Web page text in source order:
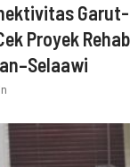
Proyek